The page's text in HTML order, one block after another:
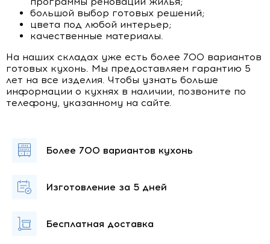
большой выбор готовых решений;
цвета под любой интерьер;
качественные материалы.
На наших складах уже есть более 700 вариантов
готовых кухонь. Мы предоставляем гарантию 5
лет на все изделия. Чтобы узнать больше
информации о кухнях в наличии, позвоните по
телефону, указанному на сайте.
Более 700 вариантов кухонь
Изготовление за 5 дней
Бесплатная доставка